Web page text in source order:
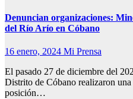
Denuncian organizaciones:
del Río Arío en Cóbano
16 enero, 2024 Mi Prensa
El pasado 27 de diciembre del
Distrito de Cóbano realizaron
posición…